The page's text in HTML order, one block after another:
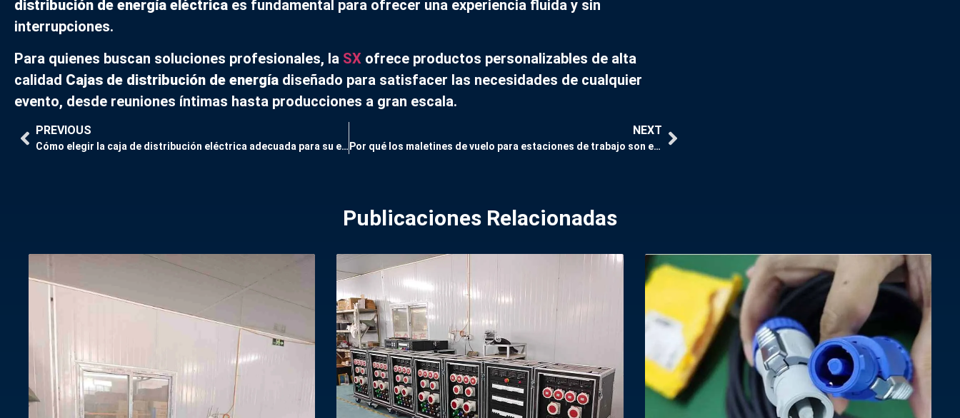
distribución de energía eléctrica es fundamental para ofrecer una experiencia fluida y sin
interrupciones.
Para quienes buscan soluciones profesionales, la SX ofrece productos personalizables de alta
calidad Cajas de distribución de energía diseñado para satisfacer las necesidades de cualquier
evento, desde reuniones íntimas hasta producciones a gran escala.
PREVIOUS
Cómo elegir la caja de distribución eléctrica adecuada para su evento
NEXT
Por qué los maletines de vuelo para estaciones de trabajo son esenciales para los profesionales que viajan？
Publicaciones Relacionadas